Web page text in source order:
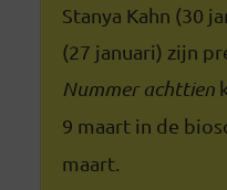
Stanya Kahn (30
(27 januari) zijn
Nummer achttien
9 maart in de
maart.